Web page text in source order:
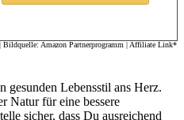
Amazon Partnerprogramm | Affiliate Link*
Lebensstil ans Herz.
Natur für eine bessere
sicher, dass Du ausreichend